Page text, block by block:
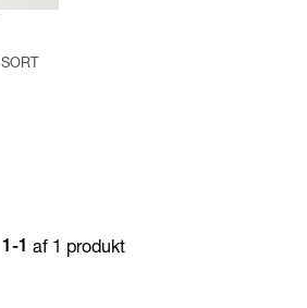
SORT
1-1 af 1 produkt